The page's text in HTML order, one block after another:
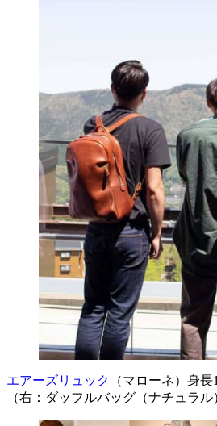
エアーズリュック
（マローネ）身長
（右：ダッフルバッグ（ナチュラル